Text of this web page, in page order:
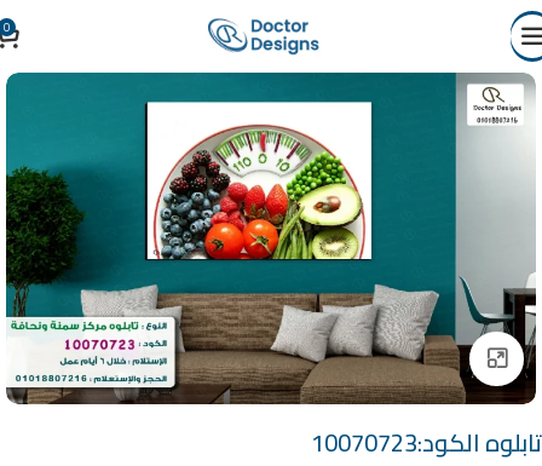
0
Click to enlarge
تابلوه الكود:10070723